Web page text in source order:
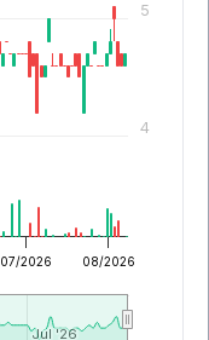
07/2026 08/2026
Jul '26
Jul '26
4
5